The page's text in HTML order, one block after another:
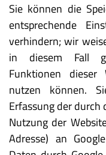
Sie können die
entsprechende
verhindern; wir
in diesem Fall
Funktionen dieser
nutzen können.
Erfassung der durch
Nutzung der
Adresse) an